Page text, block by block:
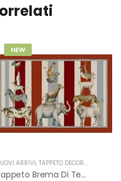
NEW
ARRIVI, TAPPETO DECORATIVO
Tappeto Brema Di Tessitura Toscana Telerie